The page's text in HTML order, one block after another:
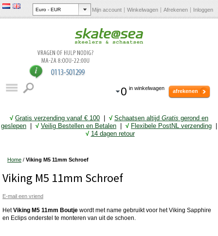
Mijn account Winkelwagen Afrekenen Inloggen
0 in winkelwagen afrekenen
√ Gratis verzending vanaf € 100 √ Schaatsen altijd Gratis gerond en
geslepen
√ Veilig Bestellen en Betalen √ Flexibele PostNL verzending
√ 14 dagen retour
Home / Viking M5 11mm Schroef
Viking M5 11mm Schroef
E-mail een vriend
HetViking M5 11mm Boutje wordt met name gebruikt voor het Viking Sapphire
en Eclips onderstel te monteren van uit de schoen.